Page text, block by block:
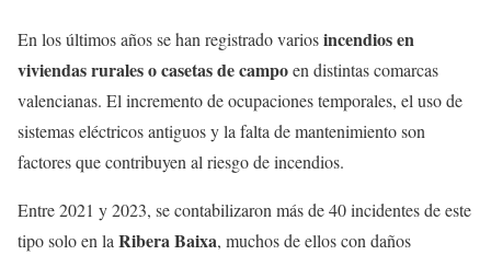
En los últimos años se han registrado variosincendios en
viviendas rurales o casetas de campoen distintas comarcas
valencianas. El incremento de ocupaciones temporales, el uso de
sistemas eléctricos antiguos y la falta de mantenimiento son
factores que contribuyen al riesgo de incendios.
Entre 2021 y 2023, se contabilizaron más de 40 incidentes de este
tipo solo en la Ribera Baixa, muchos de ellos con daños